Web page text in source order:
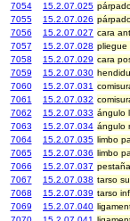
7054
15.2.07.025
7055
15.2.07.026
7056
15.2.07.027 cara
7057
15.2.07.028 pliegue
7058
15.2.07.029 cara
7059
15.2.07.030
7060
15.2.07.031
7061
15.2.07.032
7062
15.2.07.033 ángulo
7063
15.2.07.034 ángulo
7064
15.2.07.035 limbo
7065
15.2.07.036 limbo
7066
15.2.07.037
7067
15.2.07.038 tarso
7068
15.2.07.039 tarso
7069
15.2.07.040